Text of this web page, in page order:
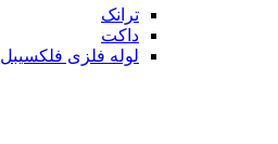
ترانک
داکت
لوله فلزی فلکسیبل